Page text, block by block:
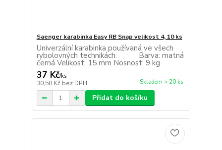
Saenger karabinka Easy RB Snap velikost 4, 10 ks
Univerzální karabinka používaná ve všech
rybolovných technikách. Barva: matná
černá Velikost: 15 mm Nosnost: 9 kg
37 Kč/ks
30,58 Kč bez DPH Skladem > 20 ks
Přidat do košíku